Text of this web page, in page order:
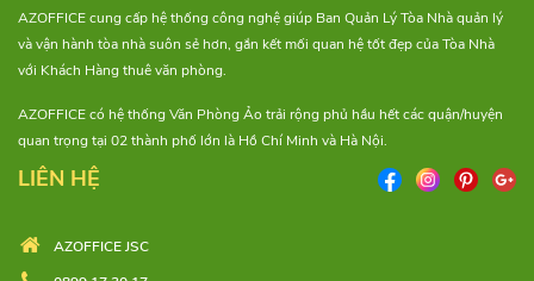
AZOFFICE cung cấp hệ thống công nghệ giúp Ban Quản Lý Tòa Nhà quản lý
và vận hành tòa nhà suôn sẻ hơn, gắn kết mối quan hệ tốt đẹp của Tòa Nhà
với Khách Hàng thuê văn phòng.
AZOFFICE có hệ thống Văn Phòng Ảo trải rộng phủ hầu hết các quận/huyện
quan trọng tại 02 thành phố lớn là Hồ Chí Minh và Hà Nội.
LIÊN HỆ
AZOFFICE JSC